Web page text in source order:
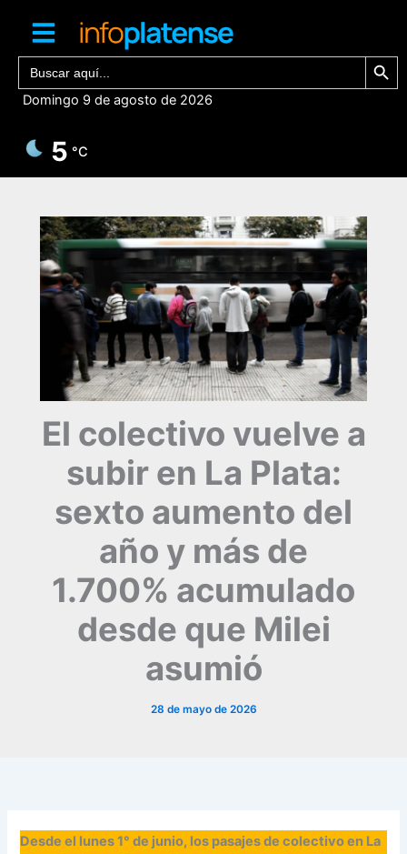
contenido
Buscar: Botón de
Domingo 9 de agosto de 2026
5 °C
El colectivo vuelve a
subir en La Plata:
sexto aumento del
año y más de
1.700% acumulado
desde que Milei
asumió
28 de mayo de 2026
Desde el lunes 1° de junio, los pasajes de colectivo en La